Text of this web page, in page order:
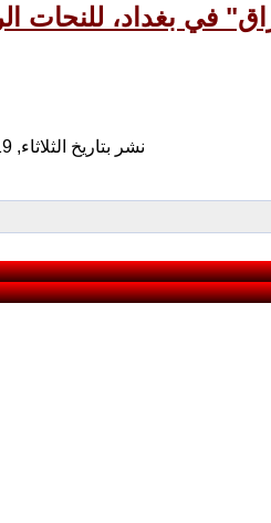
في بغداد، للنحات
نشر بتاريخ الثلاثاء, 19 أيلول/سبتمبر 2017 19:17